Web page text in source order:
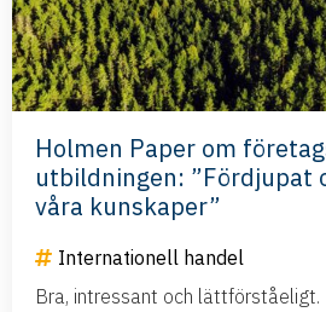
Holmen Paper om
utbildningen: ”Fördjupat
våra kunskaper”
Internationell handel
Bra, intressant och lättförståeligt.